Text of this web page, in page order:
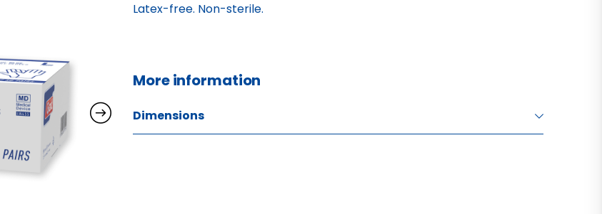
Latex-free. Non-sterile.
More information
Dimensions